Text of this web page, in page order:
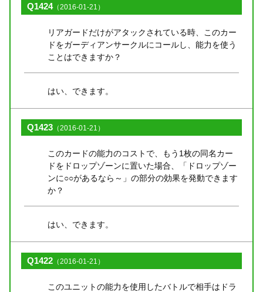
Q1424（2016-01-21）
リアガードだけがアタックされている時、このカー
ドをガーディアンサークルにコールし、能力を使う
ことはできますか？
はい、できます。
Q1423 （2016-01-21）
このカードの能力のコストで、もう1枚の同名カー
ドをドロップゾーンに置いた場合、「ドロップゾー
ンに○○があるなら～」の部分の効果を発動できます
か？
はい、できます。
Q1422 （2016-01-21）
このユニットの能力を使用したバトルで相手はドラ